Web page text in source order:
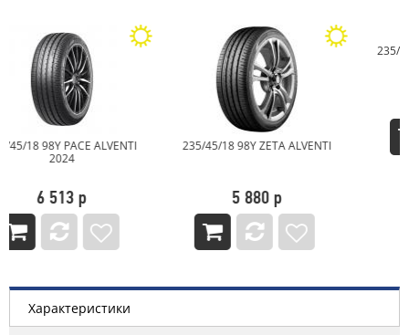
235/45/18 98Y ZETA ALVENTI
5 880 р
235/45/18 98V NEXEN N'FERA
PRIMUS V
10 095 р
Характеристики